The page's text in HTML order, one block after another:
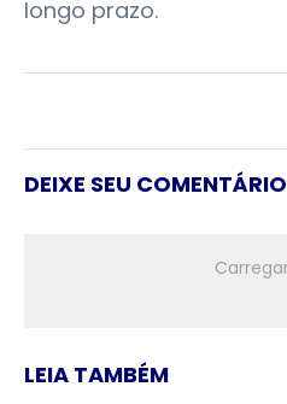
longo prazo.
DEIXE SEU COMENTÁRIO
LEIA TAMBÉM